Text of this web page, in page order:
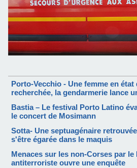
Porto-Vecchio - Une femme en
recherchée, la gendarmerie lance
Bastia – Le festival Porto Latino
le concert de Mosimann
Sotta- Une septuagénaire
s'être égarée dans le maquis
Menaces sur les non-Corses par le
antiterroriste ouvre une enquête